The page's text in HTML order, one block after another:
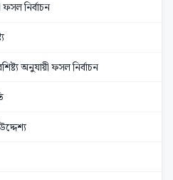
ফসল নির্বাচন
অনুযায়ী ফসল নির্বাচন